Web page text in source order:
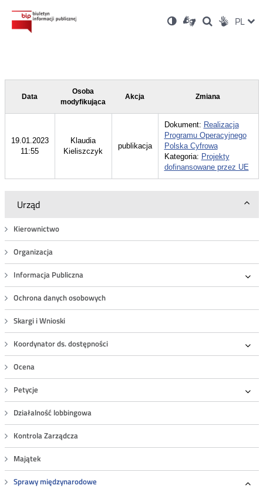
Ustawienia
Wersja
kontrastowa
Dla
niesłyszących
OtwórzOtwórz
w
Otwórz
w
Social PL
Urząd
Kierownictwo
Organizacja
Informacja Publiczna
Ochrona danych osobowych
Skargi i Wnioski
Koordynator ds. dostępności
Ocena
Petycje
Działalność lobbingowa
Kontrola Zarządcza
Majątek
Sprawy międzynarodowe
Data
Osoba
modyfikująca
Akcja Zmiana
19.01.2023
11:55
Klaudia
Kieliszczyk
publikacja
Dokument: Realizacja
Programu Operacyjnego
Polska Cyfrowa
Kategoria: Projekty
dofinansowane przez UE